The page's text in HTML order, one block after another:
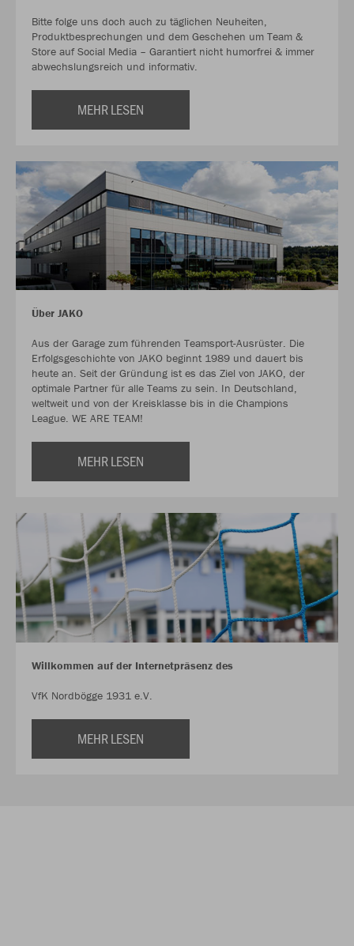
Bitte folge uns doch auch zu täglichen Neuheiten,
Produktbesprechungen und dem Geschehen um Team &
Store auf Social Media – Garantiert nicht humorfrei & immer
abwechslungsreich und informativ.
MEHR LESEN
Über JAKO
Aus der Garage zum führenden Teamsport-Ausrüster. Die
Erfolgsgeschichte von JAKO beginnt 1989 und dauert bis
heute an. Seit der Gründung ist es das Ziel von JAKO, der
optimale Partner für alle Teams zu sein. In Deutschland,
weltweit und von der Kreisklasse bis in die Champions
League. WE ARE TEAM!
MEHR LESEN
Willkommen auf der Internetpräsenz des
VfK Nordbögge 1931 e.V.
MEHR LESEN